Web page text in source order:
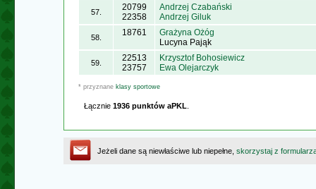
57.
20799
22358
Andrzej Czabański
Andrzej Giluk
58. 18761
Grażyna Ożóg
Lucyna Pająk
59.
22513
23757
Krzysztof Bohosiewicz
Ewa Olejarczyk
* przyznane klasy sportowe
Łącznie 1936 punktów aPKL
Jeżeli dane są niewłaściwe lub niepełne, skorzystaj z